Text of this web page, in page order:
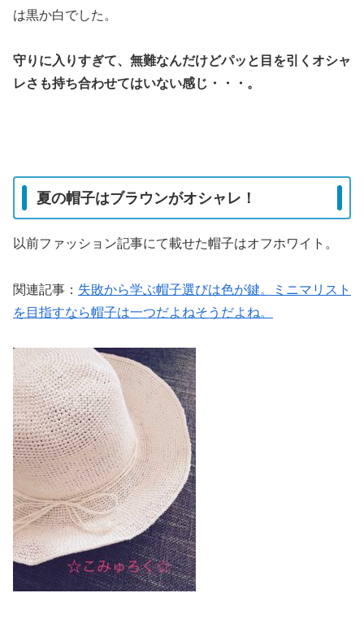
は黒か白でした。
守りに入りすぎて、無難なんだけどパッと目を引くオシャ
レさも持ち合わせてはいない感じ・・・。
夏の帽子はブラウンがオシャレ！
以前ファッション記事にて載せた帽子はオフホワイト。
関連記事： 失敗から学ぶ帽子選びは色が鍵。ミニマリスト
を目指すなら帽子は一つだよねそうだよね。